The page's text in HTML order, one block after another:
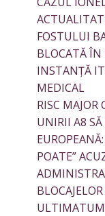
FOSTULUI
BLOCATĂ
INSTANȚĂ
MEDICAL
RISC MAJOR
UNIRII A8
POATE”